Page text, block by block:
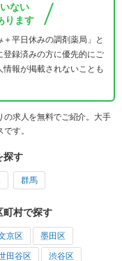
ない
ります
＋平日休みの調剤薬局」と
録済みの方に優先的にご
報が掲載されないことも
の求人を無料でご紹介。大手
す。
探す
群馬
町村で探す
京区 墨田区
田谷区 渋谷区